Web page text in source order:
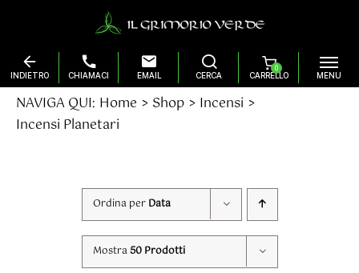
SaltaNAVIGA QUI: Home Shop
Incensi
Incensi Planetari
Ordina per Data
Mostra50 Prodotti
0